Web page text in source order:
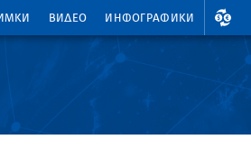
ВИДЕО ИНФОГРАФИКИ